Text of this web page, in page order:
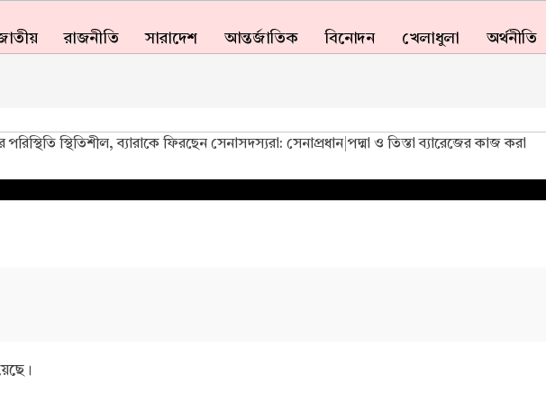
রাজনীতি সারাদেশ আন্তর্জাতিক বিনোদন খেলাধুলা অর্থনীতি
পরিস্থিতি স্থিতিশীল, ব্যারাকে ফিরছেন সেনাসদস্যরা: সেনাপ্রধান |পদ্মা ও তিস্তা ব্যারেজের কাজ করা